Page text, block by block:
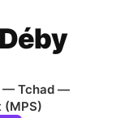
— Tchad —
(MPS)